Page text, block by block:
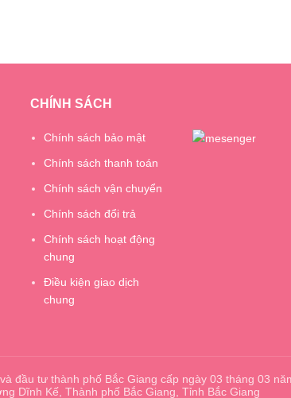
CHÍNH SÁCH
Chính sách bảo mật
Chính sách thanh toán
Chính sách vận chuyển
Chính sách đổi trả
Chính sách hoạt động
chung
Điều kiện giao dịch
chung
đầu tư thành phố Bắc Giang cấp ngày 03 tháng 03
Dĩnh Kế, Thành phố Bắc Giang, Tỉnh Bắc Giang